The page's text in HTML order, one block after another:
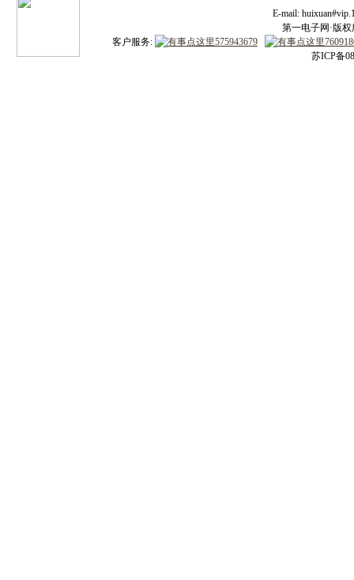
E-mail:
第一电子网·版权
客户服务:
苏ICP备